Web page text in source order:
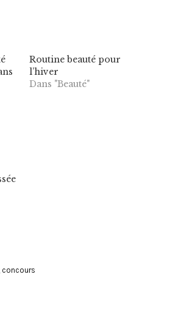
Routine beauté pour
l’hiver
Dans "Beauté"
concours